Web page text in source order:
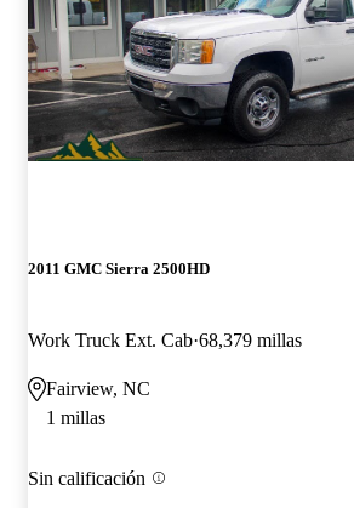
2011 GMC Sierra 2500HD
Work Truck Ext. Cab 68,379 millas
Fairview, NC
1 millas
Sin calificación